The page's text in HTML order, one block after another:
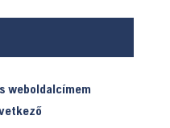
weboldalcímem